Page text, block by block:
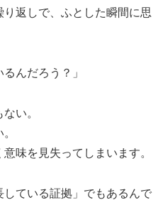
返しで、ふとした瞬間に思
んだろう？」
い。
味を見失ってしまいます。
ている証拠」でもあるんで